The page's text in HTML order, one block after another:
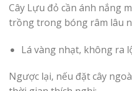
Cây Lựu đỏ cần ánh nắng
trồng trong bóng râm lâu
Lá vàng nhạt, không ra
Ngược lại, nếu đặt cây